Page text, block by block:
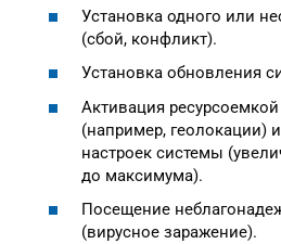
Установка одного или
(сбой, конфликт).
Установка обновления
Активация
(например, геолокации)
настроек системы
до максимума).
Посещение
(вирусное заражение).